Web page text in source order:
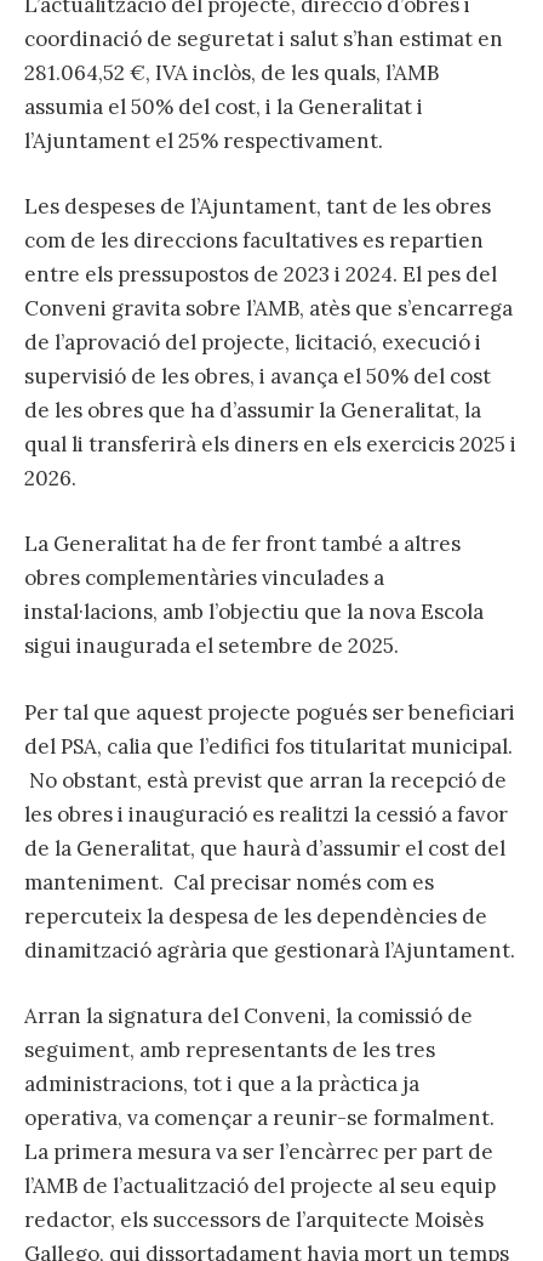
coordinació de seguretat i salut s’han estimat en
281.064,52 €, IVA inclòs, de les quals, l’AMB
assumia el 50% del cost, i la Generalitat i
l’Ajuntament el 25% respectivament.
Les despeses de l’Ajuntament, tant de les obres
com de les direccions facultatives es repartien
entre els pressupostos de 2023 i 2024. El pes del
Conveni gravita sobre l’AMB, atès que s’encarrega
de l’aprovació del projecte, licitació, execució i
supervisió de les obres, i avança el 50% del cost
de les obres que ha d’assumir la Generalitat, la
qual li transferirà els diners en els exercicis 2025 i
2026.
La Generalitat ha de fer front també a altres
obres complementàries vinculades a
instal·lacions, amb l’objectiu que la nova Escola
sigui inaugurada el setembre de 2025.
Per tal que aquest projecte pogués ser beneficiari
del PSA, calia que l’edifici fos titularitat municipal.
No obstant, està previst que arran la recepció de
les obres i inauguració es realitzi la cessió a favor
de la Generalitat, que haurà d’assumir el cost del
manteniment. Cal precisar només com es
repercuteix la despesa de les dependències de
dinamització agrària que gestionarà l’Ajuntament.
Arran la signatura del Conveni, la comissió de
seguiment, amb representants de les tres
administracions, tot i que a la pràctica ja
operativa, va començar a reunir-se formalment.
La primera mesura va ser l’encàrrec per part de
l’AMB de l’actualització del projecte al seu equip
redactor, els successors de l’arquitecte Moisès
Gallego, qui dissortadament havia mort un temps